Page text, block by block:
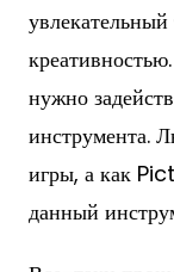
нужно
инструмента.
игры, а как
данный